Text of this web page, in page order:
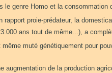
le genre Homo et la
rapport proie-prédateur, la
ans tout de même...), a
même muté génétiquement pour
augmentation de la production